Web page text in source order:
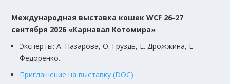
Международная выставка кошек WCF 26-27
сентября 2026 «Карнавал Котомира»
Эксперты: А. Назарова, О. Груздь, Е. Дрожжина, Е.
Федоренко.
Приглашение на выставку (DOC)